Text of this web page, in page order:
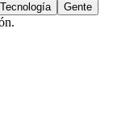
Tecnología Gente
.